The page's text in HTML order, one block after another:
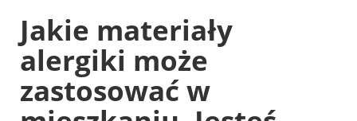
Jakie materiały
alergiki może
zastosować w